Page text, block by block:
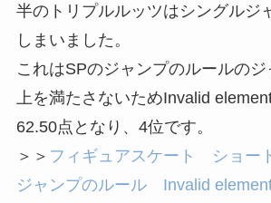
半のトリプルルッツはシングルジ
しまいました。
これはSPのジャンプのルールの
上を満たさないためInvalid
62.50点となり、4位です。
＞＞ フィギュアスケート ショー
ジャンプのルール Invalid